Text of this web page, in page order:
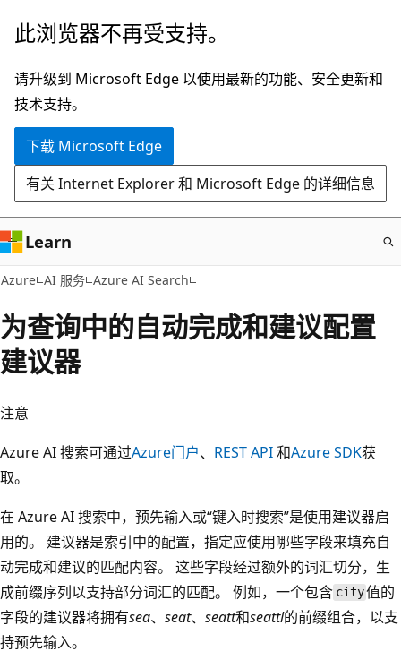
跳
主
要
内
此浏览器不再受支持。
请升级到 Microsoft Edge 以使用最新的功能、安全更新和
技术支持。
下载 Microsoft Edge
有关 Internet Explorer 和 Microsoft Edge 的详细信息
Learn
Azure AI 服务 Azure AI Search
为查询中的自动完成和建议配置
建议器
注意
Azure AI 搜索可通过Azure门户、 REST API和Azure SDK获
取。
在 Azure AI 搜索中，预先输入或“键入时搜索”是使用建议器启
用的。 建议器是索引中的配置，指定应使用哪些字段来填充自
动完成和建议的匹配内容。 这些字段经过额外的词汇切分，生
成前缀序列以支持部分词汇的匹配。 例如，一个包含 city值的
字段的建议器将拥有sea、 seat、 seatt和seattl的前缀组合，以支
持预先输入。